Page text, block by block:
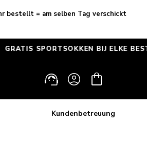
bestellt = am selben Tag verschickt
BIJ ELKE BESTELLING
EinloggenWarenkorb
Kundenbetreuung